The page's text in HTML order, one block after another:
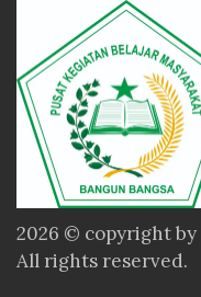
2026 © copyright by
All rights reserved.